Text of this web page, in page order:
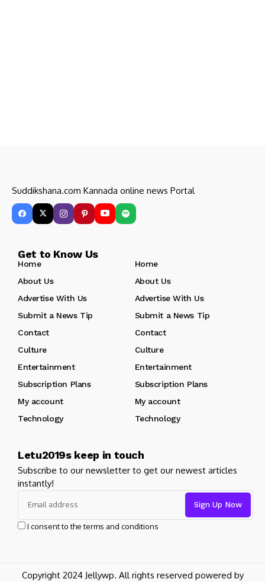
Suddikshana.com Kannada online news Portal
Get to Know Us
Home
Home
About Us
About Us
Advertise With Us
Advertise With Us
Submit a News Tip
Submit a News Tip
Contact
Contact
Culture
Culture
Entertainment
Entertainment
Subscription Plans
Subscription Plans
My account
My account
Technology
Technology
Letu2019s keep in touch
Subscribe to our newsletter to get our newest articles
instantly!
I consent to the terms and conditions
Copyright 2024 Jellywp. All rights reserved powered by